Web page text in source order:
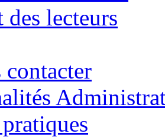
lecteurs
contacter